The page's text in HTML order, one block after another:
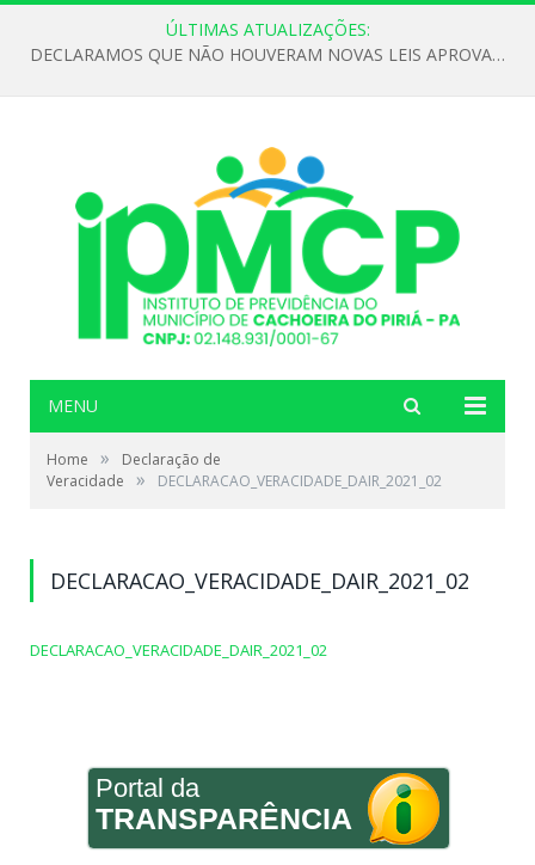
ÚLTIMAS ATUALIZAÇÕES:
DECLARAMOS QUE NÃO HOUVERAM NOVAS LEIS APROVADAS ATÉ O MOMENTO PARA O INSTITUTO DE PREVIDÊNCIA NO ANO DE 2026
MENU
Home »
Declaração de
Veracidade
» DECLARACAO_VERACIDADE_DAIR_2021_02
DECLARACAO_VERACIDADE_DAIR_2021_02
DECLARACAO_VERACIDADE_DAIR_2021_02
Portal da
TRANSPARÊNCIA